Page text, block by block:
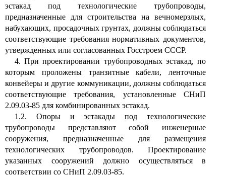
эстакад под технологические трубопроводы,
предназначенные для строительства на вечномерзлых,
набухающих, просадочных грунтах, должны соблюдаться
соответствующие требования нормативных документов,
утвержденных или согласованных Госстроем СССР.
4. При проектировании трубопроводных эстакад, по
которым проложены транзитные кабели, ленточные
конвейеры и другие коммуникации, должны соблюдаться
соответствующие требования, установленные СНиП
2.09.03-85 для комбинированных эстакад.
1.2. Опоры и эстакады под технологические
трубопроводы представляют собой инженерные
сооружения, предназначенные для размещения
технологических трубопроводов. Проектирование
указанных сооружений должно осуществляться в
соответствии со СНиП 2.09.03-85.